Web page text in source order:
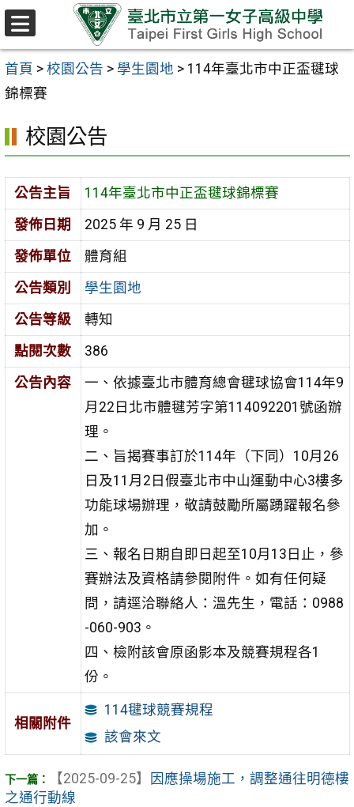
跳至主要內容區
首頁 > 校園公告 > 學生園地 > 114年臺北市中正盃毽球
錦標賽
校園公告
公告主旨
114年臺北市中正盃毽球錦標賽
發佈日期
2025 年 9 月 25 日
發佈單位
體育組
公告類別
學生園地
公告等級
轉知
點閱次數
386
公告內容
一、依據臺北市體育總會毽球協會114年9
月22日北市體毽芳字第114092201號函辦
理。
二、旨揭賽事訂於114年（下同）10月26
日及11月2日假臺北市中山運動中心3樓多
功能球場辦理，敬請鼓勵所屬踴躍報名參
加。
三、報名日期自即日起至10月13日止，參
賽辦法及資格請參閱附件。如有任何疑
問，請逕洽聯絡人：溫先生，電話：0988
-060-903。
四、檢附該會原函影本及競賽規程各1
份。
相關附件
114毽球競賽規程
該會來文
【2025-09-25】
因應操場施工，調整通往明德樓
之通行動線
選
單